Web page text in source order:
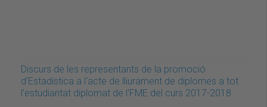
Discurs de les representants de la promoció
d'Estadística a l'acte de lliurament de diplomes a tot
l'estudiantat diplomat de l'FME del curs 2017-2018